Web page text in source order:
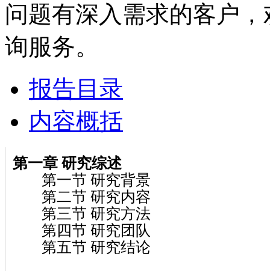
问题有深入需求的客户
询服务。
报告目录
内容概括
第一章 研究综述
第一节 研究背景
第二节 研究内容
第三节 研究方法
第四节 研究团队
第五节 研究结论